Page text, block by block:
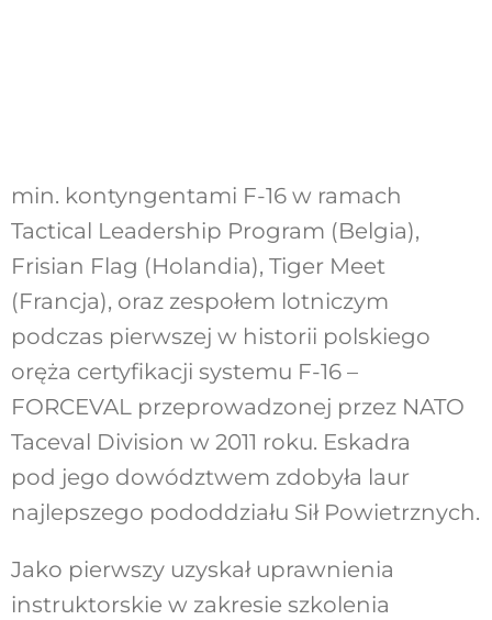
min. kontyngentami F-16 w ramach
Tactical Leadership Program (Belgia),
Frisian Flag (Holandia), Tiger Meet
(Francja), oraz zespołem lotniczym
podczas pierwszej w historii polskiego
oręża certyfikacji systemu F-16 –
FORCEVAL przeprowadzonej przez NATO
Taceval Division w 2011 roku. Eskadra
pod jego dowództwem zdobyła laur
najlepszego pododdziału Sił Powietrznych.
Jako pierwszy uzyskał uprawnienia
instruktorskie w zakresie szkolenia